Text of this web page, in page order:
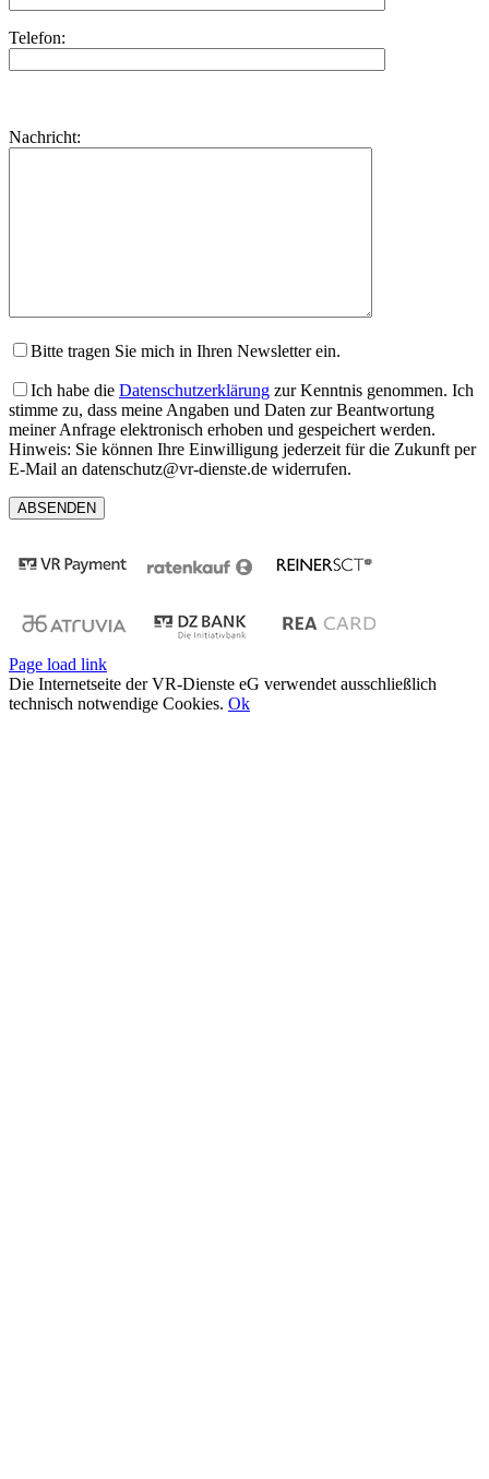
Telefon:
dieses
lasse
Nachricht:
Bitte tragen Sie mich in Ihren Newsletter ein.
Ich habe die Datenschutzerklärung zur Kenntnis genommen. Ich
stimme zu, dass meine Angaben und Daten zur Beantwortung
meiner Anfrage elektronisch erhoben und gespeichert werden.
Hinweis: Sie können Ihre Einwilligung jederzeit für die Zukunft per
E-Mail an datenschutz@vr-dienste.de widerrufen.
Page load link
Die Internetseite der VR-Dienste eG verwendet ausschließlich
technisch notwendige Cookies. Ok